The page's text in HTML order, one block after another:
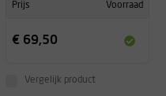
Prijs Voorraad
€ 69,50
Vergelijk product